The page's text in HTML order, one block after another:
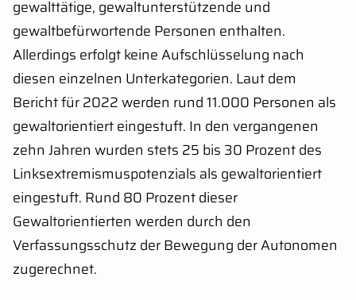
gewalttätige, gewaltunterstützende und
gewaltbefürwortende Personen enthalten.
Allerdings erfolgt keine Aufschlüsselung nach
diesen einzelnen Unterkategorien. Laut dem
Bericht für 2022 werden rund 11.000 Personen als
gewaltorientiert eingestuft. In den vergangenen
zehn Jahren wurden stets 25 bis 30 Prozent des
Linksextremismuspotenzials als gewaltorientiert
eingestuft. Rund 80 Prozent dieser
Gewaltorientierten werden durch den
Verfassungsschutz der Bewegung der Autonomen
zugerechnet.